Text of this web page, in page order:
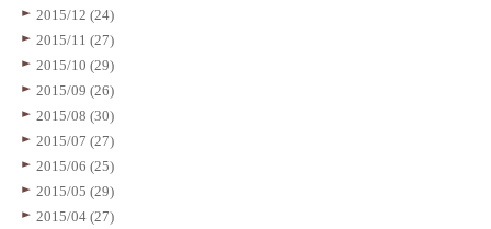
2015/12 (24)
2015/11 (27)
2015/10 (29)
2015/09 (26)
2015/08 (30)
2015/07 (27)
2015/06 (25)
2015/05 (29)
2015/04 (27)